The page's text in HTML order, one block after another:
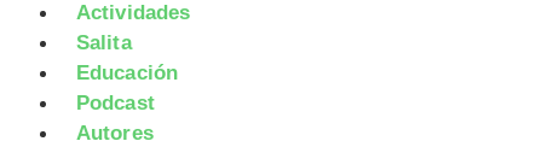
Actividades
Salita
Educación
Podcast
Autores